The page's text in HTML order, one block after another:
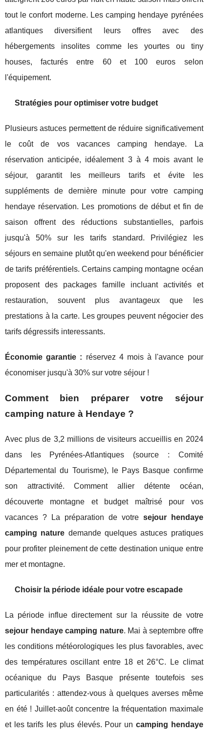
tout le confort moderne. Les camping hendaye pyrénées
atlantiques diversifient leurs offres avec des
hébergements insolites comme les yourtes ou tiny
houses, facturés entre 60 et 100 euros selon
l'équipement.
Stratégies pour optimiser votre budget
Plusieurs astuces permettent de réduire significativement
le coût de vos vacances camping hendaye. La
réservation anticipée, idéalement 3 à 4 mois avant le
séjour, garantit les meilleurs tarifs et évite les
suppléments de dernière minute pour votre camping
hendaye réservation. Les promotions de début et fin de
saison offrent des réductions substantielles, parfois
jusqu'à 50% sur les tarifs standard. Privilégiez les
séjours en semaine plutôt qu'en weekend pour bénéficier
de tarifs préférentiels. Certains camping montagne océan
proposent des packages famille incluant activités et
restauration, souvent plus avantageux que les
prestations à la carte. Les groupes peuvent négocier des
tarifs dégressifs interessants.
Économie garantie : réservez 4 mois à l'avance pour
économiser jusqu'à 30% sur votre séjour !
Comment bien préparer votre séjour
camping nature à Hendaye ?
Avec plus de 3,2 millions de visiteurs accueillis en 2024
dans les Pyrénées-Atlantiques (source : Comité
Départemental du Tourisme), le Pays Basque confirme
son attractivité. Comment allier détente océan,
découverte montagne et budget maîtrisé pour vos
vacances ? La préparation de votre sejour hendaye
camping nature demande quelques astuces pratiques
pour profiter pleinement de cette destination unique entre
mer et montagne.
Choisir la période idéale pour votre escapade
La période influe directement sur la réussite de votre
sejour hendaye camping nature. Mai à septembre offre
les conditions météorologiques les plus favorables, avec
des températures oscillant entre 18 et 26°C. Le climat
océanique du Pays Basque présente toutefois ses
particularités : attendez-vous à quelques averses même
en été ! Juillet-août concentre la fréquentation maximale
et les tarifs les plus élevés. Pour un camping hendaye